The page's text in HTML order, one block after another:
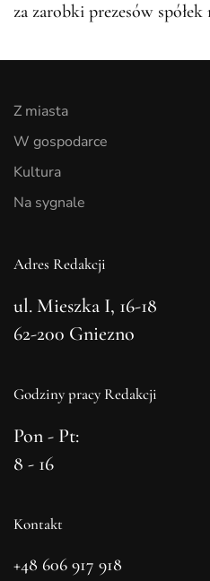
za zarobki prezesów
Z miasta
W gospodarce
Kultura
Na sygnale
Adres Redakcji
ul. Mieszka I, 16-18
62-200 Gniezno
Godziny pracy Redakcji
Pon - Pt:
8 - 16
Kontakt
+48 606 917 918